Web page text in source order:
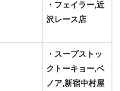
・フェイラー,近
沢レース店
・スープストッ
クトーキョー,ベ
ノア,新宿中村屋